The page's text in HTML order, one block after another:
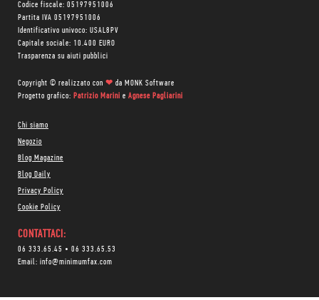
Codice fiscale: 05197951006
Partita IVA 05197951006
Identificativo univoco: USAL8PV
Capitale sociale: 10.400 EURO
Trasparenza su aiuti pubblici
Copyright © realizzato con ❤ da MONK Software
Progetto grafico: Patrizio Marini e Agnese Pagliarini
Chi siamo
Negozio
Blog Magazine
Blog Daily
Privacy Policy
Cookie Policy
CONTATTACI:
06 333.65.45 • 06 333.65.53
Email: info@minimumfax.com